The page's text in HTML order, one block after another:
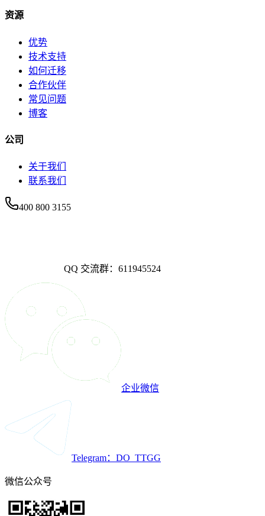
资源
优势
技术支持
如何迁移
合作伙伴
常见问题
博客
公司
关于我们
联系我们
400 800 3155
QQ 交流群：611945524
企业微信
Telegram：DO_TTGG
微信公众号